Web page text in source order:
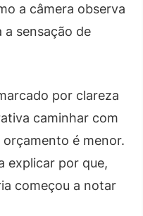
a câmera observa
a sensação de
por clareza
caminhar com
é menor.
explicar por que,
começou a notar